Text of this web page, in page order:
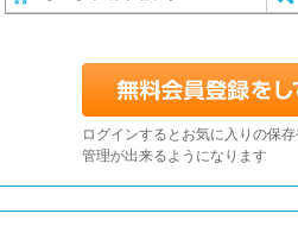
ログインするとお気に入りの保
管理が出来るようになります